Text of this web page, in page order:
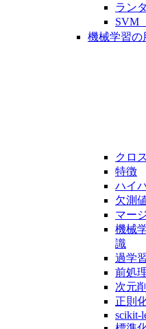
ラン
SVM
機械学習の
クロ
特徴
ハイ
欠測
マー
機械
識
過学
前処
次元
正則
scikit-